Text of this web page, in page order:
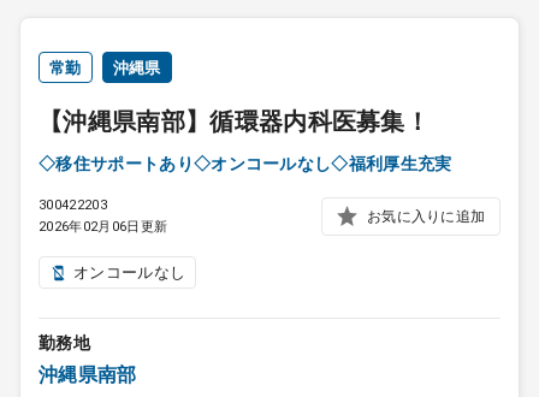
常勤 沖縄県
【沖縄県南部】循環器内科医募集！
◇移住サポートあり◇オンコールなし◇福利厚生充実
300422203
2026年02月06日更新
お気に入りに追加
オンコールなし
勤務地
沖縄県南部